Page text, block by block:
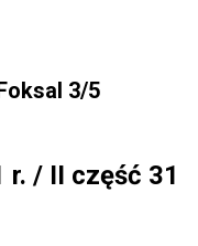
3/5
r. / II część 31